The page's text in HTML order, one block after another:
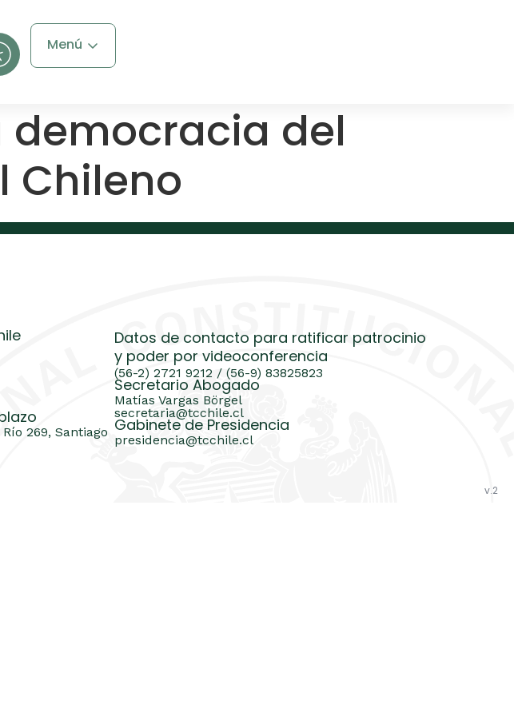
Menú
democracia del
Chileno
269, Santiago
Datos de contacto para ratificar patrocinio
y poder por videoconferencia
(56-2) 2721 9212 / (56-9) 83825823
Secretario Abogado
Matías Vargas Börgel
secretaria@tcchile.cl
Gabinete de Presidencia
presidencia@tcchile.cl
v.2